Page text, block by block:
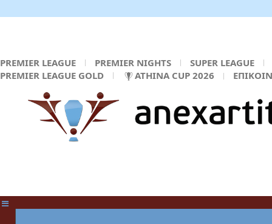
PREMIER LEAGUE PREMIER NIGHTS
SUPER LEAGUE
PREMIER LEAGUE GOLD
ATHINA CUP 2026